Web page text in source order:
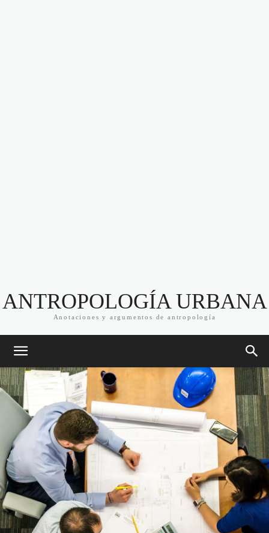
ANTROPOLOGÍA URBANA
Anotaciones y argumentos de antropología